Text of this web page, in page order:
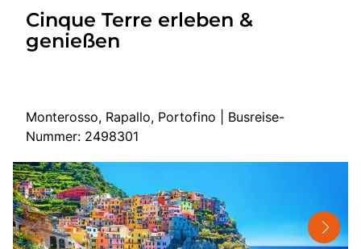
Service
Kontakt
Start
Mehrtagesreisen
Tagesfahrten
Bus anmieten
Nahverkehr
Cinque Terre erleben &
genießen
Monterosso, Rapallo, Portofino | Busreise-
Nummer: 2498301